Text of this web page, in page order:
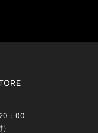
：00